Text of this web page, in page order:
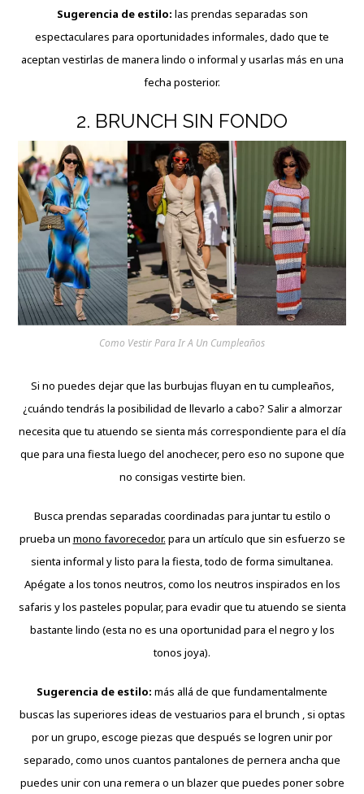
Sugerencia de estilo: las prendas separadas son
espectaculares para oportunidades informales, dado que te
aceptan vestirlas de manera lindo o informal y usarlas más en una
fecha posterior.
2. BRUNCH SIN FONDO
Como Vestir Para Ir A Un Cumpleaños
Si no puedes dejar que las burbujas fluyan en tu cumpleaños,
¿cuándo tendrás la posibilidad de llevarlo a cabo? Salir a almorzar
necesita que tu atuendo se sienta más correspondiente para el día
que para una fiesta luego del anochecer, pero eso no supone que
no consigas vestirte bien.
Busca prendas separadas coordinadas para juntar tu estilo o
prueba un mono favorecedor. para un artículo que sin esfuerzo se
sienta informal y listo para la fiesta, todo de forma simultanea.
Apégate a los tonos neutros, como los neutros inspirados en los
safaris y los pasteles popular, para evadir que tu atuendo se sienta
bastante lindo (esta no es una oportunidad para el negro y los
tonos joya).
Sugerencia de estilo: más allá de que fundamentalmente
buscas las superiores ideas de vestuarios para el brunch , si optas
por un grupo, escoge piezas que después se logren unir por
separado, como unos cuantos pantalones de pernera ancha que
puedes unir con una remera o un blazer que puedes poner sobre